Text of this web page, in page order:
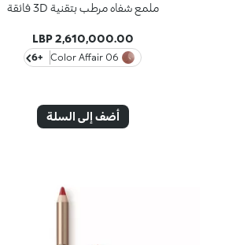
ملمع شفاه مرطب بتقنية 3D فائقة
2,610,000.00 LBP
06 Color Affair
+6
أضف إلى السلة